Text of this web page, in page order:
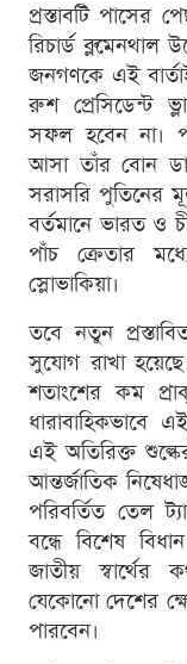
প্রস্তাবটি পাসের
রিচার্ড
জনগণকে এই
রুশ প্রেসিডেন্ট
সফল হবেন না।
আসা তাঁর বোন
সরাসরি পুতিনের
বর্তমানে ভারত ও
পাঁচ ক্রেতার
স্লোভাকিয়া।
তবে নতুন
সুযোগ রাখা
শতাংশের কম
ধারাবাহিকভাবে
এই অতিরিক্ত
আন্তর্জাতিক
পরিবর্তিত তেল
বন্ধে বিশেষ
জাতীয় স্বার্থের
যেকোনো দেশের
পারবেন।